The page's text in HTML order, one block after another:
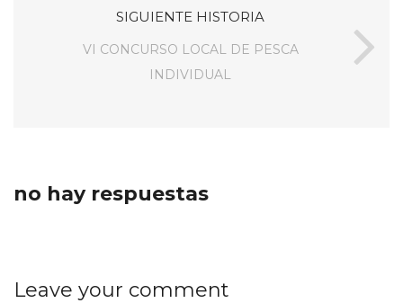
SIGUIENTE HISTORIA
VI CONCURSO LOCAL DE PESCA
INDIVIDUAL
no hay respuestas
Leave your comment